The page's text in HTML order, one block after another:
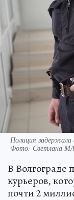
Полиция задержала
Фото: Светлана
В Волгограде
курьеров,
почти 2